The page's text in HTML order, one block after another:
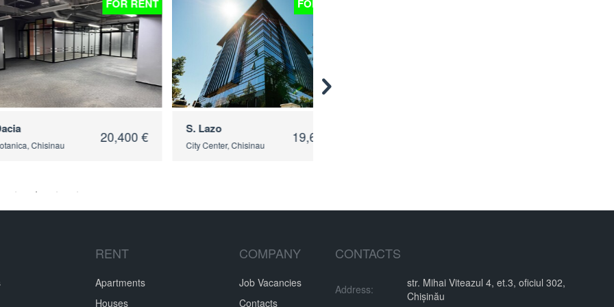
FOR RENT FOR RENT
City Center, Chisinau
RENT
Apartments
Houses
COMPANY
Job Vacancies
Contacts
CONTACTS
Address:
str. Mihai Viteazul 4, et.3, oficiul 302,
Chișinău